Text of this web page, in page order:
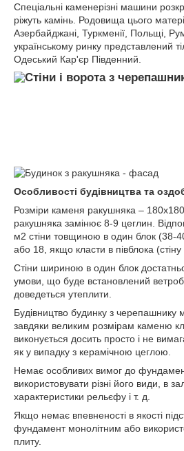
Спеціальні каменерізні машини
ріжуть камінь. Родовища цього
Азербайджані, Туркменії, Польщі,
українському ринку представлений
Одеський Кар'єр Південний.
Особливості будівництва та
Розміри каменя ракушняка –
ракушняка замінює 8-9 цеглин.
м2 стіни товщиною в один блок (38-
або 18, якщо класти в півблока
Стіни шириною в один блок
умови, що буде встановлений
доведеться утеплити.
Будівництво будинку з черепашнику
завдяки великим розмірам каменю
виконується досить просто і не
як у випадку з керамічною цеглою.
Немає особливих вимог до
використовувати різні його види, в
характеристики рельєфу і т. д.
Якщо немає впевненості в якості
фундамент монолітним або
плиту.